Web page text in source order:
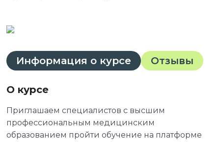
Информация о курсе Отзывы
О курсе
Приглашаем специалистов с высшим
профессиональным медицинским
образованием пройти обучение на платформе